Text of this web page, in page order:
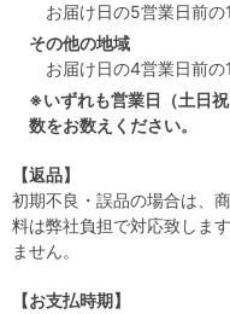
お届け日の5営業日前
その他の地域
お届け日の4営業日前
※いずれも営業日（土日
数をお数えください。
【返品】
初期不良・誤品の場合は、
料は弊社負担で対応致しま
ません。
【お支払時期】